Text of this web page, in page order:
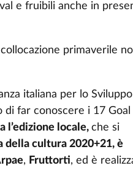
e fruibili anche in
primaverile
italiana per lo Sviluppo
di far conoscere i 17 Goal
l’edizione locale, che si
della cultura 2020+21, è
, Fruttorti, ed è